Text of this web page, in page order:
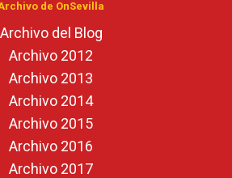
de OnSevilla
Archivo del Blog
Archivo 2012
Archivo 2013
Archivo 2014
Archivo 2015
Archivo 2016
Archivo 2017